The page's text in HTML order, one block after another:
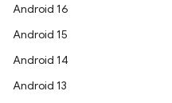
Android 16
Android 15
Android 14
Android 13